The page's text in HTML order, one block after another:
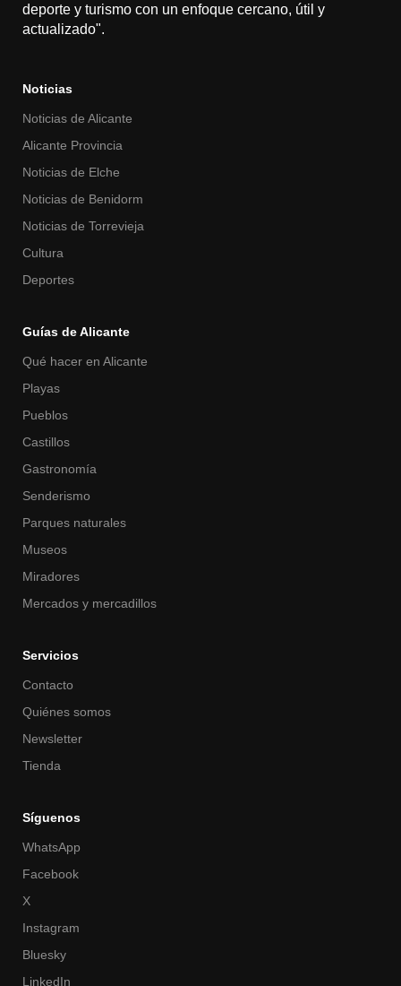
deporte y turismo con un enfoque cercano, útil y
actualizado".
Noticias
Noticias de Alicante
Alicante Provincia
Noticias de Elche
Noticias de Benidorm
Noticias de Torrevieja
Cultura
Deportes
Guías de Alicante
Qué hacer en Alicante
Playas
Pueblos
Castillos
Gastronomía
Senderismo
Parques naturales
Museos
Miradores
Mercados y mercadillos
Servicios
Contacto
Quiénes somos
Newsletter
Tienda
Síguenos
WhatsApp
Facebook
X
Instagram
Bluesky
LinkedIn